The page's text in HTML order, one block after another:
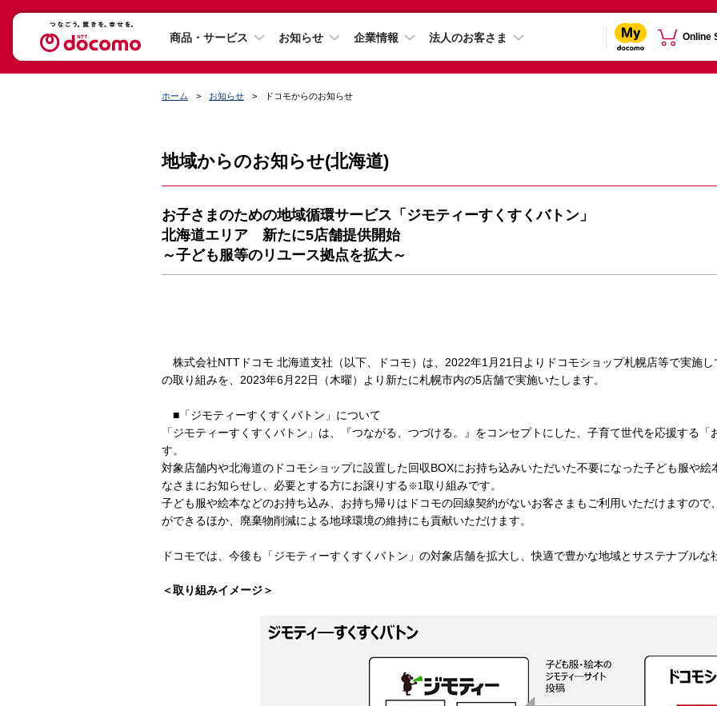
商品・サービス お知らせ 企業情報 法人のお客さま Online
ホーム お知らせ ドコモからのお知らせ
地域からのお知らせ(北海道)
お子さまのための地域循環サービス「ジモティーすくすくバトン」
北海道エリア 新たに5店舗提供開始
～子ども服等のリユース拠点を拡大～
株式会社NTTドコモ 北海道支社（以下、ドコモ）は、2022年1月21日よりドコモショップ札幌店等で実施
の取り組みを、2023年6月22日（木曜）より新たに札幌市内の5店舗で実施いたします。
■「ジモティーすくすくバトン」について
「ジモティーすくすくバトン」は、『つながる、つづける。』をコンセプトにした、子育て世代を応援する
す。
対象店舗内や北海道のドコモショップに設置した回収BOXにお持ち込みいただいた不要になった子ども服や
なさまにお知らせし、必要とする方にお譲りする※1取り組みです。
子ども服や絵本などのお持ち込み、お持ち帰りはドコモの回線契約がないお客さまもご利用いただけますの
ができるほか、廃棄物削減による地球環境の維持にも貢献いただけます。
ドコモでは、今後も「ジモティーすくすくバトン」の対象店舗を拡大し、快適で豊かな地域とサステナブルな
＜取り組みイメージ＞